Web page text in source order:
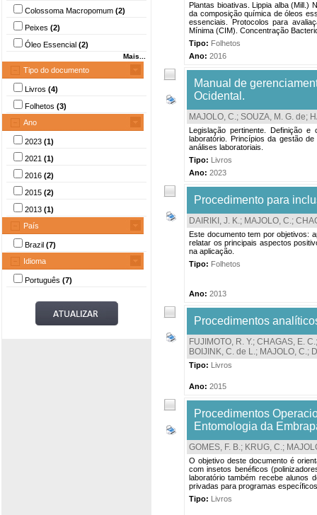
Colossoma Macropomum (2)
Peixes (2)
Óleo Essencial (2)
Mais...
Tipo do documento
Livros (4)
Folhetos (3)
Ano
2023 (1)
2021 (1)
2016 (2)
2015 (2)
2013 (1)
País
Brazil (7)
Idioma
Português (7)
Plantas bioativas. Lippia alba (Mill.)
da composição química de óleos
essenciais. Protocolos para
Mínima (CIM). Concentração
Tipo: Folhetos
Ano: 2016
Manual de
Ocidental.
MAJOLO, C.; SOUZA, M. G. de;
Legislação pertinente. Definição
laboratório. Princípios da gestão
análises laboratoriais.
Tipo: Livros
Ano: 2023
Procedimento para
DAIRIKI, J. K.; MAJOLO, C.;
Este documento tem por objetivos:
relatar os principais aspectos
na aplicação.
Tipo: Folhetos
Ano: 2013
Procedimentos
FUJIMOTO, R. Y.; CHAGAS, E. C.
BOIJINK, C. de L.; MAJOLO, C.;
Tipo: Livros
Ano: 2015
Procedimentos
Entomologia da
GOMES, F. B.; KRUG, C.;
O objetivo deste documento é
com insetos benéficos
laboratório também recebe alunos
privadas para programas
Tipo: Livros